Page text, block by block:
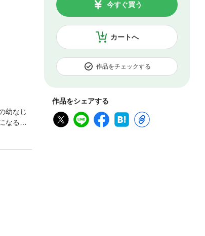
カートへ
今すぐ買う
作品をチェックする
作品をシェアする
幼なじ
なる。
くれ
愛され